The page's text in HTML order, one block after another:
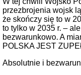
przezbrojenia wojsk
że skończy się to w
to tylko w 2035 r. –
bezwarunkowo. A
POLSKA JEST
Absolutnie i